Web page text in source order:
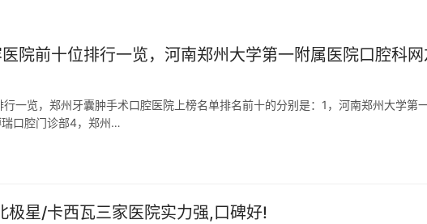
院前十位排行一览，河南郑州大学第一附属医院口腔科网
一览，郑州牙囊肿手术口腔医院上榜名单排名前十的分别是：1，河南郑州大学第
口腔门诊部4，郑州…
极星/卡西瓦三家医院实力强,口碑好!